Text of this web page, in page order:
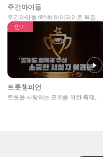
주간아이돌
주간아이돌 695회 하이라이트 특집 남
자아이돌편 예고
인기
트롯챔피언
트롯을 사랑하는 모두를 위한 축제,